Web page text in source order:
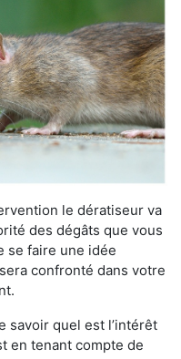
le dératiseur va
des dégâts que vous
se faire une idée
confronté dans votre
savoir quel est l’intérêt
en tenant compte de